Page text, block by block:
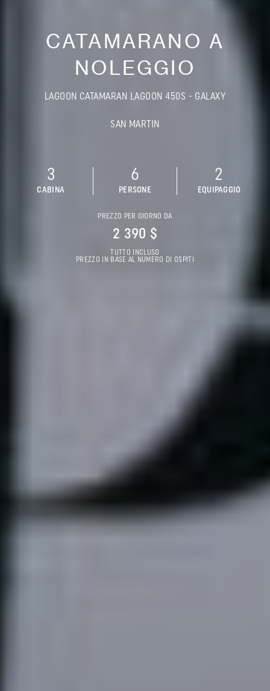
CATAMARANO A
NOLEGGIO
LAGOON CATAMARAN LAGOON 450S - GALAXY
SAN MARTIN
3
CABINA
6
PERSONE
2
EQUIPAGGIO
PREZZO PER GIORNO DA
2 390 $
TUTTO INCLUSO
PREZZO IN BASE AL NUMERO DI OSPITI